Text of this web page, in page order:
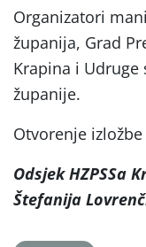
Organizatori
županija, Grad
Krapina i Udruge
županije.
Otvorenje
Odsjek HZPSSa
Štefanija